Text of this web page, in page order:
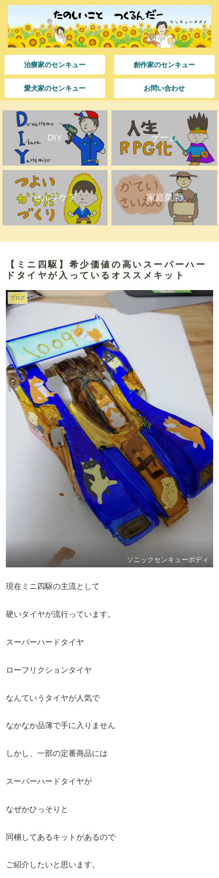
治療家のセンキュー 創作家のセンキュー
愛犬家のセンキュー お問い合わせ
DIY ゲーム
セルフケア 家庭菜園
【ミニ四駆】希少価値の高いスーパーハー
ドタイヤが入っているオススメキット
ブログ
ソニックセンキューボディ
現在ミニ四駆の主流として
硬いタイヤが流行っています。
スーパーハードタイヤ
ローフリクションタイヤ
なんていうタイヤが人気で
なかなか品薄で手に入りません
しかし、一部の定番商品には
スーパーハードタイヤが
なぜかひっそりと
同梱してあるキットがあるので
ご紹介したいと思います。